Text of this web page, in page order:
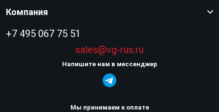
Компания
+7 495 067 75 51
sales@vg-rus.ru
Напишите нам в мессенджер
Мы принимаем к оплате